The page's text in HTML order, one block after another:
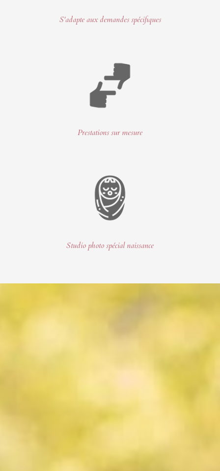
S'adapte aux demandes spécifiques
Prestations sur mesure
Studio photo spécial naissance